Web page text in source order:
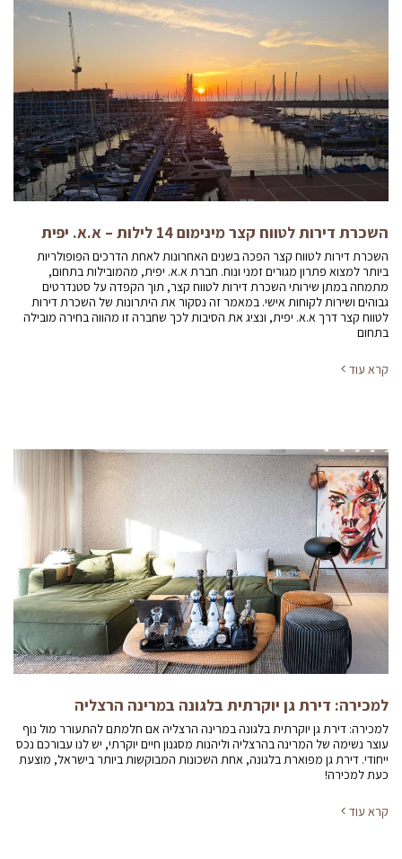
השכרת דירות לטווח קצר מינימום 14 לילות – א.א. יפית
השכרת דירות לטווח קצר הפכה בשנים האחרונות לאחת הדרכים הפופולריות
ביותר למצוא פתרון מגורים זמני ונוח. חברת א.א. יפית, מהמובילות בתחום,
מתמחה במתן שירותי השכרת דירות לטווח קצר, תוך הקפדה על סטנדרטים
גבוהים ושירות לקוחות אישי. במאמר זה נסקור את היתרונות של השכרת דירות
לטווח קצר דרך א.א. יפית, ונציג את הסיבות לכך שחברה זו מהווה בחירה מובילה
בתחום
קרא עוד
למכירה: דירת גן יוקרתית בלגונה במרינה הרצליה
למכירה: דירת גן יוקרתית בלגונה במרינה הרצליה אם חלמתם להתעורר מול נוף
עוצר נשימה של המרינה בהרצליה וליהנות מסגנון חיים יוקרתי, יש לנו עבורכם נכס
ייחודי. דירת גן מפוארת בלגונה, אחת השכונות המבוקשות ביותר בישראל, מוצעת
כעת למכירה!
קרא עוד